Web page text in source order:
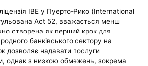
ліцензія IBE у Пуерто-Рико (International
Act 52, вважається менш
створена як перший крок для
банківського сектору на
дозволяє надавати послуги
однак з низкою обмежень, зокрема